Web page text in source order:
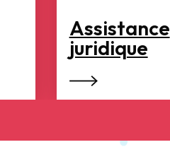
Assistance
juridique